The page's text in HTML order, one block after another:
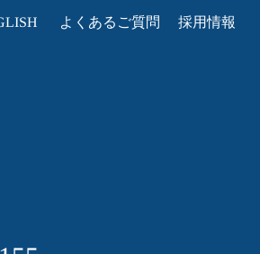
よくあるご質問 採用情報